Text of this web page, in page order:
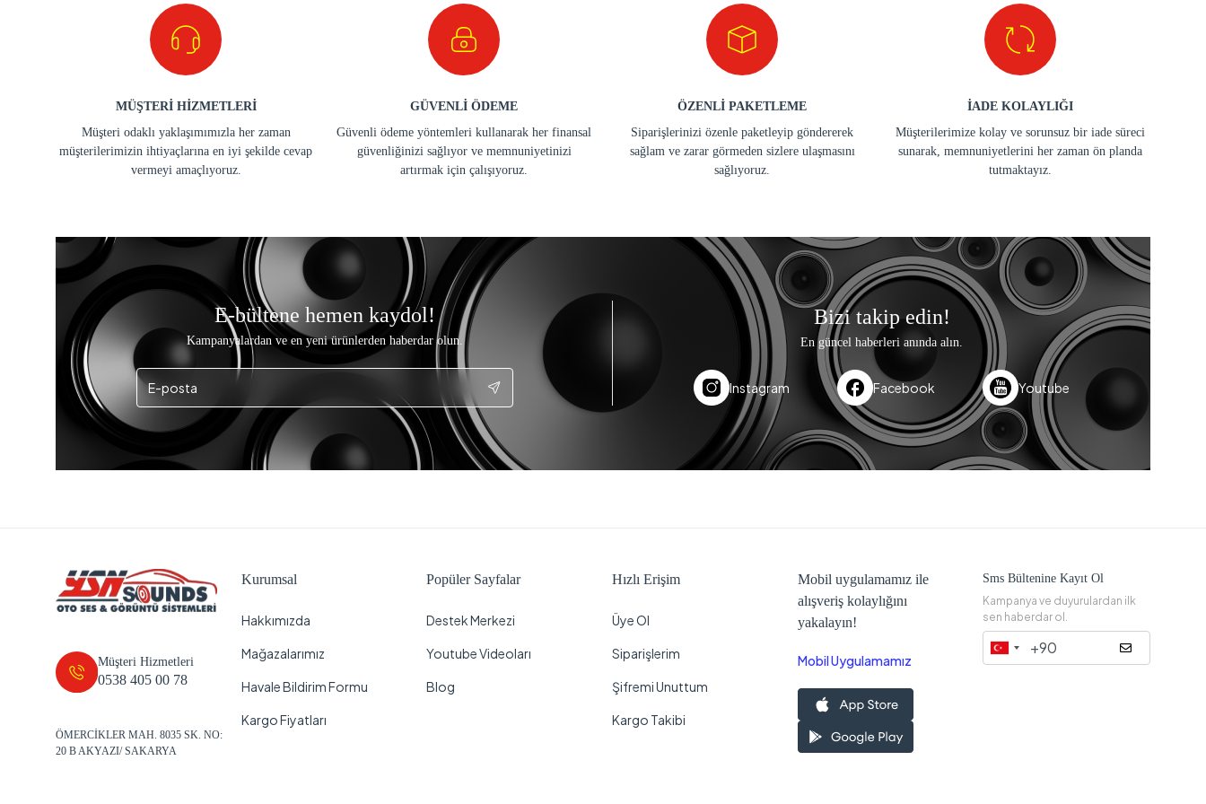
MÜŞTERİ HİZMETLERİ
Müşteri odaklı yaklaşımımızla her zaman
müşterilerimizin ihtiyaçlarına en iyi şekilde cevap
vermeyi amaçlıyoruz.
GÜVENLİ ÖDEME
Güvenli ödeme yöntemleri kullanarak her finansal
güvenliğinizi sağlıyor ve memnuniyetinizi
artırmak için çalışıyoruz.
ÖZENLİ PAKETLEME
Siparişlerinizi özenle paketleyip göndererek
sağlam ve zarar görmeden sizlere ulaşmasını
sağlıyoruz.
İADE KOLAYLIĞI
Müşterilerimize kolay ve sorunsuz bir iade süreci
sunarak, memnuniyetlerini her zaman ön planda
tutmaktayız.
E-bültene hemen kaydol!
Kampanyalardan ve en yeni ürünlerden haberdar olun.
Bizi takip edin!
En güncel haberleri anında alın.
Instagram Facebook Youtube
Müşteri Hizmetleri
0538 405 00 78
ÖMERCİKLER MAH. 8035 SK. NO:
20 B AKYAZI/ SAKARYA
Kurumsal
Hakkımızda
Mağazalarımız
Havale Bildirim Formu
Kargo Fiyatları
Popüler Sayfalar
Destek Merkezi
Youtube Videoları
Blog
Hızlı Erişim
Üye Ol
Siparişlerim
Şifremi Unuttum
Kargo Takibi
Mobil uygulamamız ile
alışveriş kolaylığını
yakalayın!
Mobil Uygulamamız
Sms Bültenine Kayıt Ol
Kampanya ve duyurulardan ilk
sen haberdar ol.